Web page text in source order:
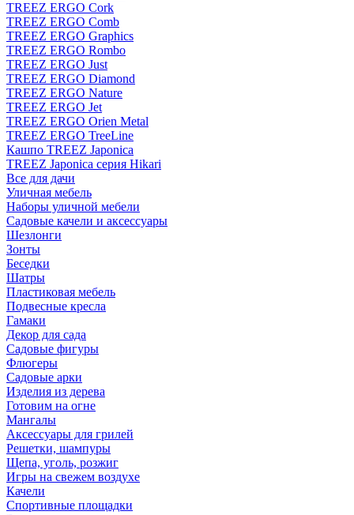
TREEZ ERGO Cork
TREEZ ERGO Comb
TREEZ ERGO Graphics
TREEZ ERGO Rombo
TREEZ ERGO Just
TREEZ ERGO Diamond
TREEZ ERGO Nature
TREEZ ERGO Jet
TREEZ ERGO Orien Metal
TREEZ ERGO TreeLine
Кашпо TREEZ Japonica
TREEZ Japonica серия Hikari
Все для дачи
Уличная мебель
Наборы уличной мебели
Садовые качели и аксессуары
Шезлонги
Зонты
Беседки
Шатры
Пластиковая мебель
Подвесные кресла
Гамаки
Декор для сада
Садовые фигуры
Флюгеры
Садовые арки
Изделия из дерева
Готовим на огне
Мангалы
Аксессуары для грилей
Решетки, шампуры
Щепа, уголь, розжиг
Игры на свежем воздухе
Качели
Спортивные площадки